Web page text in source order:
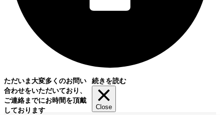
ただいま大変多くのお問い
合わせをいただいており、
ご連絡までにお時間を頂戴
しております
続きを読む
Close